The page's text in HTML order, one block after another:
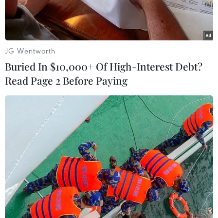
Alzheimer.
Bệnh Alzheimer. (Nguồn: thehealthsite)
Các nhà khoa học Israel và Italy đã phát triển
một biện pháp mới chống lại bệnh Alzheimer
bằng cách nhắm vào một protein gây hại trong
JG Wentworth
Buried In $10,000+ Of High-Interest Debt?
Read Page 2 Before Paying